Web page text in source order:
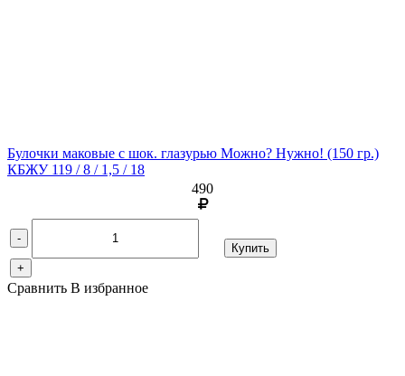
Булочки маковые с шок. глазурью Можно? Нужно! (150 гр.)
КБЖУ 119 / 8 / 1,5 / 18
490
-
+
Купить
Сравнить В избранное